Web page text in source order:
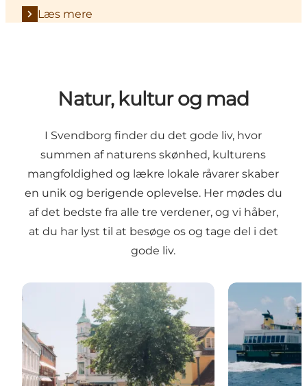
Læs mere
Natur, kultur og mad
I Svendborg finder du det gode liv, hvor
summen af naturens skønhed, kulturens
mangfoldighed og lækre lokale råvarer skaber
en unik og berigende oplevelse. Her mødes du
af det bedste fra alle tre verdener, og vi håber,
at du har lyst til at besøge os og tage del i det
gode liv.
Danmarks flotteste handelsby Øhop i Det